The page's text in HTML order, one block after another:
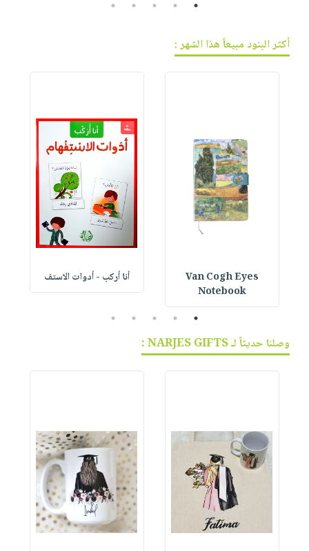
1
2
3
4
5
أكثر البنود مبيعاً هذا الشهر :
Van Cogh Eyes
Notebook
أنا أركب - أدوات الاستف
1
2
3
4
5
وصلنا حديثاً لـ NARJES GIFTS :